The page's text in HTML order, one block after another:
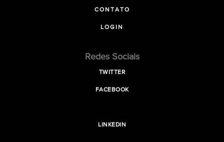
CONTATO
LOGIN
Redes Sociais
TWITTER
FACEBOOK
LINKEDIN